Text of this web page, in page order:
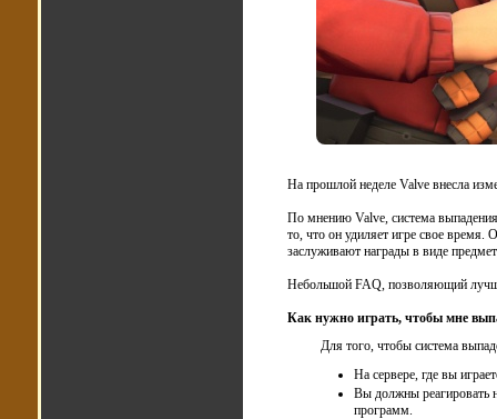
На прошлой неделе Valve внесла
По мнению Valve, система выпадения
то, что он удиляет игре свое время.
заслуживают награды в виде
Небольшой FAQ, позволяющий
Как нужно играть, чтобы мне
Для того, чтобы система
На сервере, где вы
Вы должны реагировать
программ.